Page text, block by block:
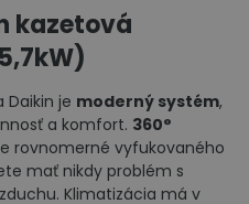
kazetová
Daikin je moderný systém,
a komfort. 360°
rovnomerné vyfukovaného
mať nikdy problém s
Klimatizácia má v